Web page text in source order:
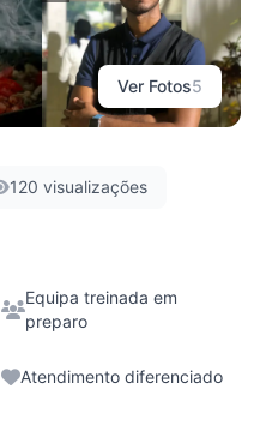
Ver Fotos5
120 visualizações
Equipa treinada em
preparo
Atendimento diferenciado